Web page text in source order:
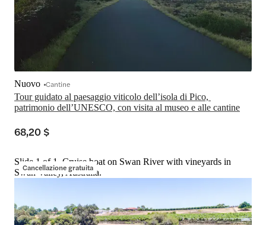
Tour guidato al paesaggio viticolo dell’isola di Pico,
patrimonio dell’UNESCO, con visita al museo e alle cantine
Nuovo Cantine
68,20 $
Cancellazione gratuita
Slide 1 of 1, Cruise boat on Swan River with vineyards in
Swan Valley, Australia.